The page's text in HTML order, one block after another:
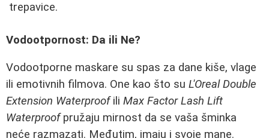
trepavice.
Vodootpornost: Da ili Ne?
Vodootporne maskare su spas za dane kiše, vlage
ili emotivnih filmova. One kao što su L'Oreal Double
Extension Waterproofili Max Factor Lash Lift
Waterproofpružaju mirnost da se vaša šminka
neće razmazati. Međutim, imaju i svoje mane.